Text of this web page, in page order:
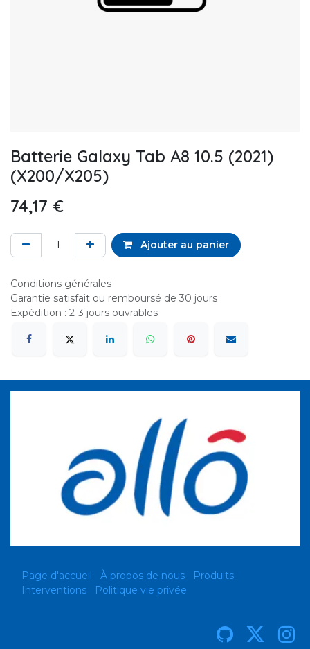
Batterie Galaxy Tab A8 10.5 (2021)
(X200/X205)
74,17 €
Ajouter au panier
Conditions générales
Garantie satisfait ou remboursé de 30 jours
Expédition : 2-3 jours ouvrables
Page d'accueil À propos de nous
Produits
Interventions
Politique vie privée